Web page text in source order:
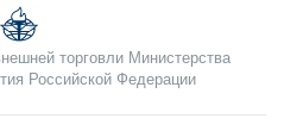
торговли Министерства
Российской Федерации